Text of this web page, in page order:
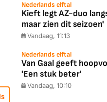
Nederlands elftal
Kieft legt AZ-duo
maar zien dit seizoen'
Vandaag, 11:13
Nederlands elftal
Van Gaal geeft
'Een stuk beter'
Vandaag, 10:10